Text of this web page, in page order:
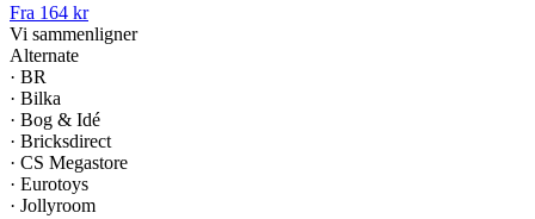
Fra 164 kr
Vi sammenligner
Alternate
· BR
· Bilka
· Bog & Idé
· Bricksdirect
· CS Megastore
· Eurotoys
· Jollyroom